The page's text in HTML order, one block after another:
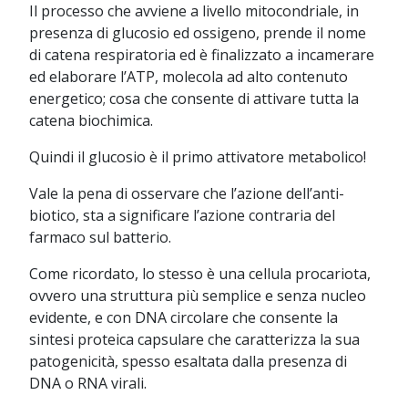
Il processo che avviene a livello mitocondriale, in
presenza di glucosio ed ossigeno, prende il nome
di catena respiratoria ed è finalizzato a incamerare
ed elaborare l’ATP, molecola ad alto contenuto
energetico; cosa che consente di attivare tutta la
catena biochimica.
Quindi il glucosio è il primo attivatore metabolico!
Vale la pena di osservare che l’azione dell’anti-
biotico, sta a significare l’azione contraria del
farmaco sul batterio.
Come ricordato, lo stesso è una cellula procariota,
ovvero una struttura più semplice e senza nucleo
evidente, e con DNA circolare che consente la
sintesi proteica capsulare che caratterizza la sua
patogenicità, spesso esaltata dalla presenza di
DNA o RNA virali.